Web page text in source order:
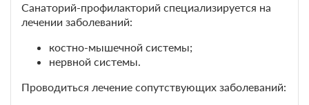
Санаторий-профилакторий специализируется на
лечении заболеваний:
костно-мышечной системы;
нервной системы.
Проводиться лечение сопутствующих заболеваний: